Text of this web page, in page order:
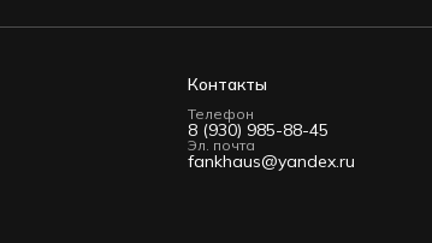
Контакты
Телефон
8 (930) 985-88-45
Эл. почта
fankhaus@yandex.ru